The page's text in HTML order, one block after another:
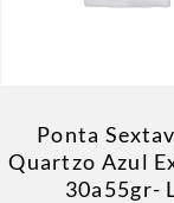
Ponta
Quartzo Azul
30a55gr-